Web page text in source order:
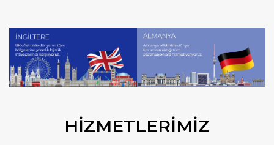
HİZMETLERİMİZ